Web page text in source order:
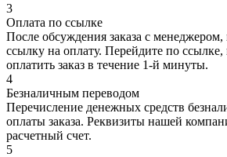
3
Оплата по ссылке
После обсуждения заказа с
ссылку на оплату. Перейдите по
оплатить заказ в течение 1-й минуты.
4
Безналичным переводом
Перечисление денежных средств
оплаты заказа. Реквизиты нашей
расчетный счет.
5